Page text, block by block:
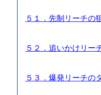
５１．先制リーチの
５２．追いかけリー
５３．爆発リーチの